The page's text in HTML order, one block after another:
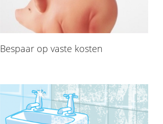
​Bespaar op vaste kosten